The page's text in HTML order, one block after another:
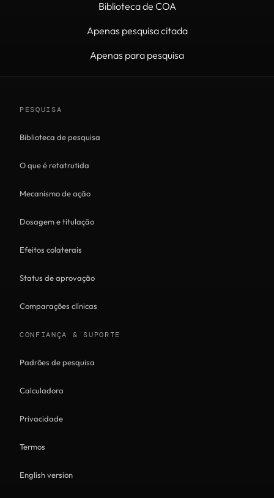
Biblioteca de COA
Apenas pesquisa citada
Apenas para pesquisa
PESQUISA
Biblioteca de pesquisa
O que é retatrutida
Mecanismo de ação
Dosagem e titulação
Efeitos colaterais
Status de aprovação
Comparações clínicas
CONFIANÇA & SUPORTE
Padrões de pesquisa
Calculadora
Privacidade
Termos
English version